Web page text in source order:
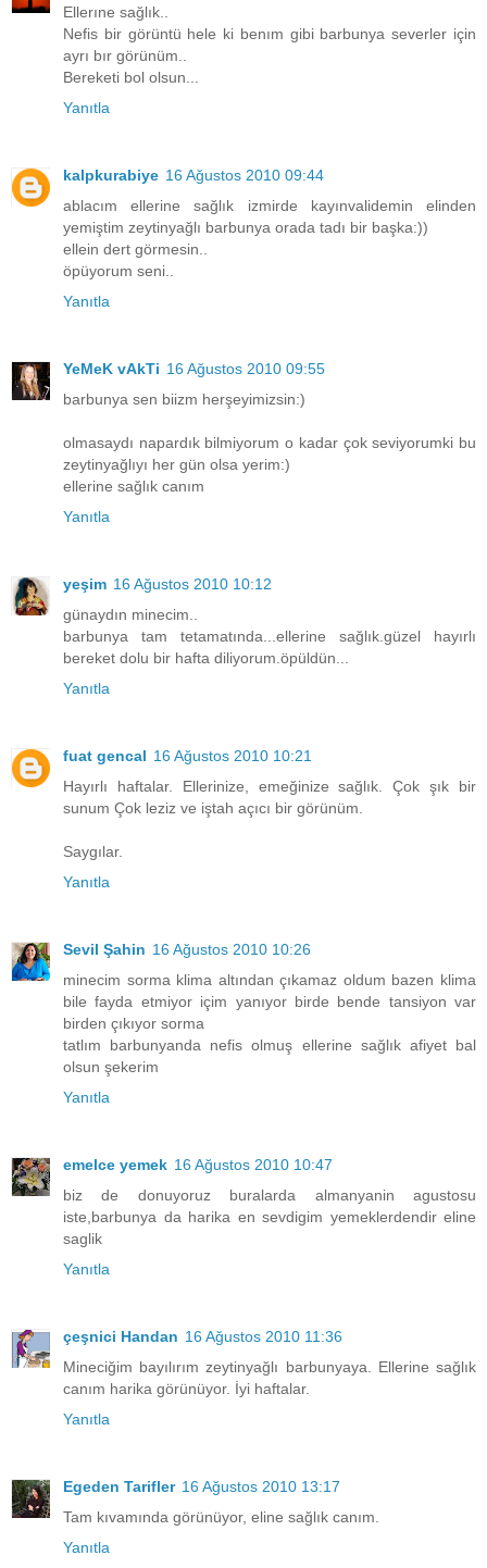
Ellerıne sağlık..
Nefis bir görüntü hele ki benım gibi barbunya severler için
ayrı bır görünüm..
Bereketi bol olsun...
Yanıtla
kalpkurabiye 16 Ağustos 2010 09:44
ablacım ellerine sağlık izmirde kayınvalidemin elinden
yemiştim zeytinyağlı barbunya orada tadı bir başka:))
ellein dert görmesin..
öpüyorum seni..
Yanıtla
YeMeK vAkTi 16 Ağustos 2010 09:55
barbunya sen biizm herşeyimizsin:)
olmasaydı napardık bilmiyorum o kadar çok seviyorumki bu
zeytinyağlıyı her gün olsa yerim:)
ellerine sağlık canım
Yanıtla
yeşim 16 Ağustos 2010 10:12
günaydın minecim..
barbunya tam tetamatında...ellerine sağlık.güzel hayırlı
bereket dolu bir hafta diliyorum.öpüldün...
Yanıtla
fuat gencal 16 Ağustos 2010 10:21
Hayırlı haftalar. Ellerinize, emeğinize sağlık. Çok şık bir
sunum Çok leziz ve iştah açıcı bir görünüm.
Saygılar.
Yanıtla
Sevil Şahin 16 Ağustos 2010 10:26
minecim sorma klima altından çıkamaz oldum bazen klima
bile fayda etmiyor içim yanıyor birde bende tansiyon var
birden çıkıyor sorma
tatlım barbunyanda nefis olmuş ellerine sağlık afiyet bal
olsun şekerim
Yanıtla
emelce yemek 16 Ağustos 2010 10:47
biz de donuyoruz buralarda almanyanin agustosu
iste,barbunya da harika en sevdigim yemeklerdendir eline
saglik
Yanıtla
çeşnici Handan 16 Ağustos 2010 11:36
Mineciğim bayılırım zeytinyağlı barbunyaya. Ellerine sağlık
canım harika görünüyor. İyi haftalar.
Yanıtla
Egeden Tarifler 16 Ağustos 2010 13:17
Tam kıvamında görünüyor, eline sağlık canım.
Yanıtla